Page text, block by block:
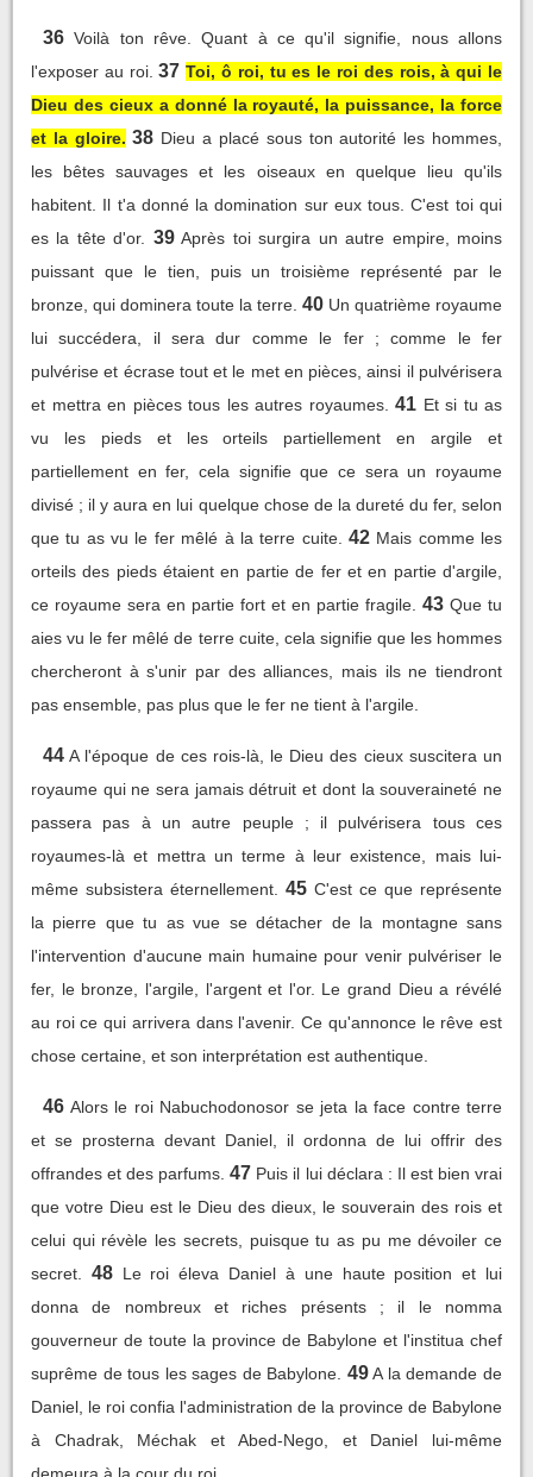
36 Voilà ton rêve. Quant à ce qu'il signifie, nous allons
l'exposer au roi. 37 Toi, ô roi, tu es le roi des rois, à qui le
Dieu des cieux a donné la royauté, la puissance, la force
et la gloire. 38 Dieu a placé sous ton autorité les hommes,
les bêtes sauvages et les oiseaux en quelque lieu qu'ils
habitent. Il t'a donné la domination sur eux tous. C'est toi qui
es la tête d'or.
39 Après toi surgira un autre empire, moins
puissant que le tien, puis un troisième représenté par le
bronze, qui dominera toute la terre. 40 Un quatrième royaume
lui succédera, il sera dur comme le fer ; comme le fer
pulvérise et écrase tout et le met en pièces, ainsi il pulvérisera
et mettra en pièces tous les autres royaumes. 41 Et si tu as
vu les pieds et les orteils partiellement en argile et
partiellement en fer, cela signifie que ce sera un royaume
divisé ; il y aura en lui quelque chose de la dureté du fer, selon
que tu as vu le fer mêlé à la terre cuite. 42 Mais comme les
orteils des pieds étaient en partie de fer et en partie d'argile,
ce royaume sera en partie fort et en partie fragile. 43 Que tu
aies vu le fer mêlé de terre cuite, cela signifie que les hommes
chercheront à s'unir par des alliances, mais ils ne tiendront
pas ensemble, pas plus que le fer ne tient à l'argile.
44 A l'époque de ces rois-là, le Dieu des cieux suscitera un
royaume qui ne sera jamais détruit et dont la souveraineté ne
passera pas à un autre peuple ; il pulvérisera tous ces
royaumes-là et mettra un terme à leur existence, mais lui-
même subsistera éternellement.
45 C'est ce que représente
la pierre que tu as vue se détacher de la montagne sans
l'intervention d'aucune main humaine pour venir pulvériser le
fer, le bronze, l'argile, l'argent et l'or. Le grand Dieu a révélé
au roi ce qui arrivera dans l'avenir. Ce qu'annonce le rêve est
chose certaine, et son interprétation est authentique.
46 Alors le roi Nabuchodonosor se jeta la face contre terre
et se prosterna devant Daniel, il ordonna de lui offrir des
offrandes et des parfums. 47 Puis il lui déclara : Il est bien vrai
que votre Dieu est le Dieu des dieux, le souverain des rois et
celui qui révèle les secrets, puisque tu as pu me dévoiler ce
secret.
48 Le roi éleva Daniel à une haute position et lui
donna de nombreux et riches présents ; il le nomma
gouverneur de toute la province de Babylone et l'institua chef
suprême de tous les sages de Babylone. 49 A la demande de
Daniel, le roi confia l'administration de la province de Babylone
à Chadrak, Méchak et Abed-Nego, et Daniel lui-même